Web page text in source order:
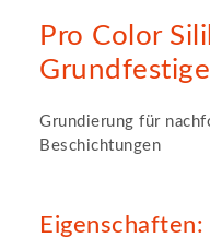
Pro Color
Grundierung für
Beschichtungen
Eigenschaften: